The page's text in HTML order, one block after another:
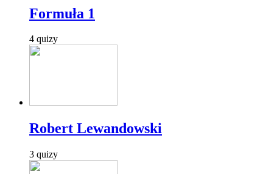
Formuła 1
4 quizy
Robert Lewandowski
3 quizy